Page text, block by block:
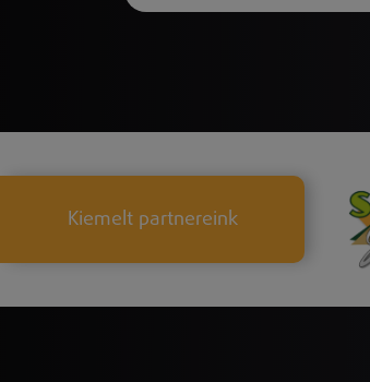
Kiemelt partnereink